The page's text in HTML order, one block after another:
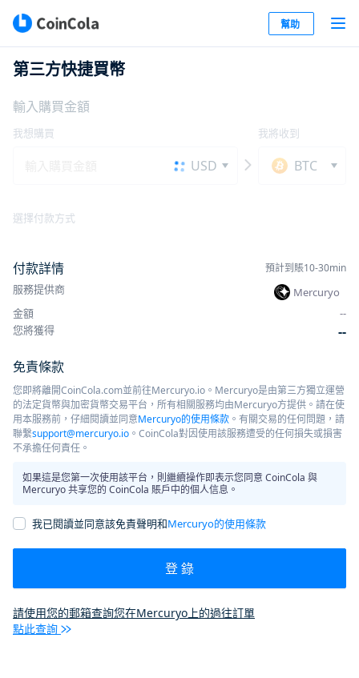
幫助
第三方快捷買幣
輸入購買金額
我想購買
USD
我將收到
BTC
選擇付款方式
付款詳情 預計到賬10-30min
服務提供商
Mercuryo
金額
--
您將獲得
--
免責條款
您即將離開CoinCola.com並前往Mercuryo.io。Mercuryo是由第三方獨立運營
的法定貨幣與加密貨幣交易平台，所有相關服務均由Mercuryo方提供。請在使
用本服務前，仔細閱讀並同意Mercuryo的使用條款 。有關交易的任何問題，請
聯繫support@mercuryo.io 。CoinCola對因使用該服務遭受的任何損失或損害
不承擔任何責任。
如果這是您第一次使用該平台，則繼續操作即表示您同意 CoinCola 與
Mercuryo 共享您的 CoinCola 賬戶中的個人信息。
我已閱讀並同意該免責聲明和Mercuryo的使用條款
登 錄
請使用您的郵箱查詢您在Mercuryo上的過往訂單
點此查詢